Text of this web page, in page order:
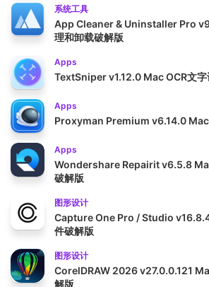
系统工具
App Cleaner & Uninstaller Pro
理和卸载破解版
Apps
TextSniper v1.12.0 Mac OCR文字
Apps
Proxyman Premium v6.14.0 Mac
Apps
Wondershare Repairit v6.5.8
破解版
图形设计
Capture One Pro / Studio
件破解版
图形设计
CorelDRAW 2026 v27.0.0.121
解版